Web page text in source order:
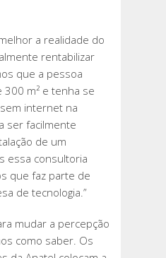
a realidade do
rentabilizar
que a pessoa
300 m² e tenha se
internet na
ser facilmente
de um
essa consultoria
que faz parte de
de tecnologia.”
mudar a percepção
como saber. Os